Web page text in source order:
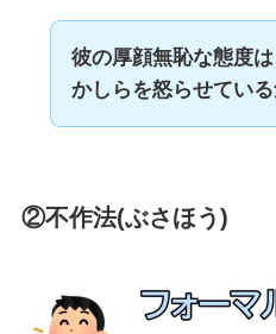
彼の厚顔無恥な態度
かしらを怒らせてい
②不作法(ぶさほう)